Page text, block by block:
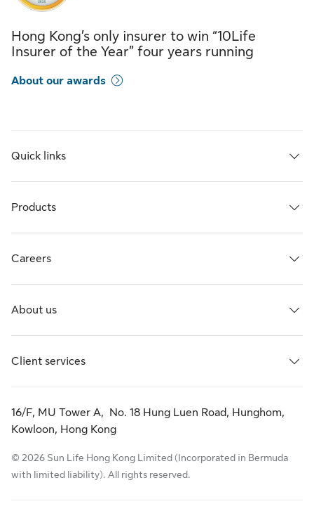
Hong Kong’s only insurer to win “10Life
Insurer of the Year” four years running
About our awards
Quick links
Products
Careers
About us
Client services
16/F, MU Tower A, No. 18 Hung Luen Road, Hunghom,
Kowloon, Hong Kong
© 2026 Sun Life Hong Kong Limited (Incorporated in Bermuda
with limited liability). All rights reserved.